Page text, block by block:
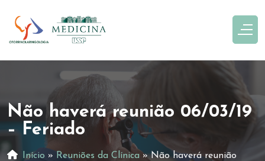
Não haverá reunião 06/03/19
– Feriado
Início » Reuniões da Clínica »Não haverá reunião